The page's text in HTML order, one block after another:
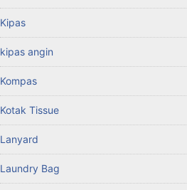
Kipas
kipas angin
Kompas
Kotak Tissue
Lanyard
Laundry Bag